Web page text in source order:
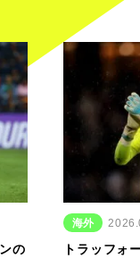
の
海外
トラッフォ